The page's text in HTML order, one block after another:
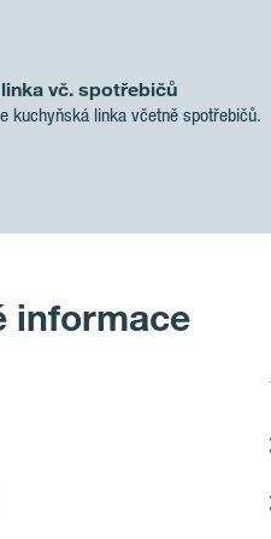
vč. spotřebičů
kuchyňská linka včetně spotřebičů.
informace